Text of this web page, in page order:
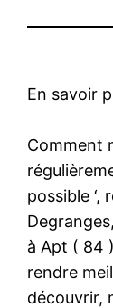
En savoir
Comment
possible
à Apt ( 84
rendre
découvrir,